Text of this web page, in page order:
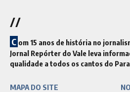
//
C om 15 anos de história no
Jornal Repórter do Vale leva
qualidade a todos os cantos do
MAPA DO SITE